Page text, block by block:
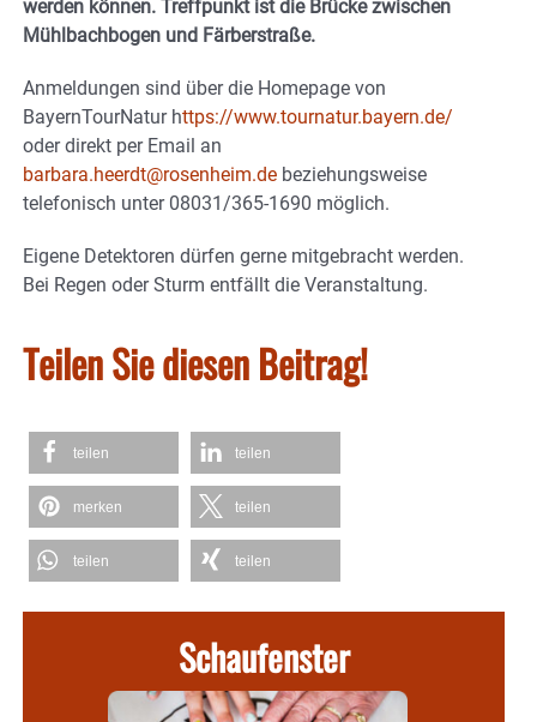
werden können. Treffpunkt ist die Brücke zwischen
Mühlbachbogen und Färberstraße.
Anmeldungen sind über die Homepage von
BayernTourNatur https://www.tournatur.bayern.de/
oder direkt per Email an
barbara.heerdt@rosenheim.de beziehungsweise
telefonisch unter 08031/365-1690 möglich.
Eigene Detektoren dürfen gerne mitgebracht werden.
Bei Regen oder Sturm entfällt die Veranstaltung.
Teilen Sie diesen Beitrag!
teilen teilen
merken teilen
teilen teilen
Schaufenster